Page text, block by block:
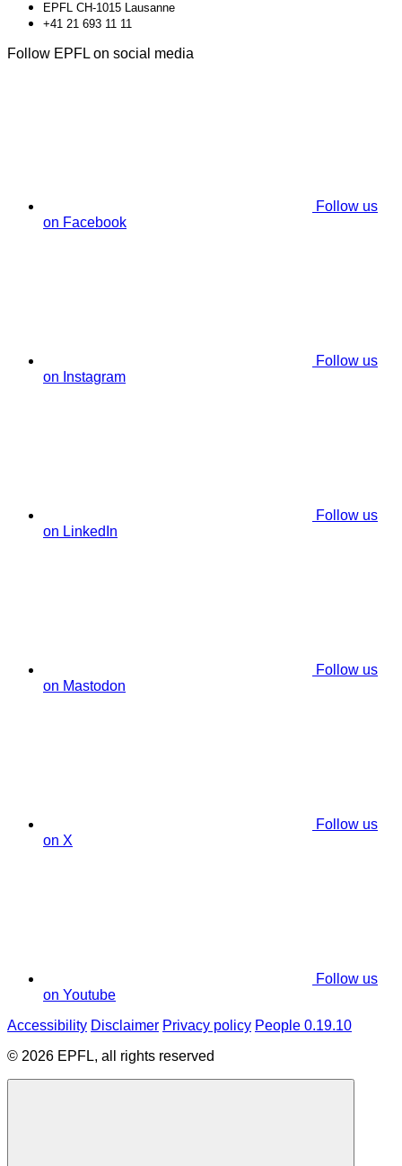
EPFL CH-1015 Lausanne
+41 21 693 11 11
Follow EPFL on social media
Follow us
on Facebook
Follow us
on Instagram
Follow us
on LinkedIn
Follow us
on Mastodon
Follow us
on X
Follow us
on Youtube
Accessibility Disclaimer Privacy policy People 0.19.10
© 2026 EPFL, all rights reserved